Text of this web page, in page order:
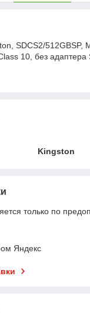
SDCS2/512GBSP,
10, без адаптера
Kingston
только по
Яндекс